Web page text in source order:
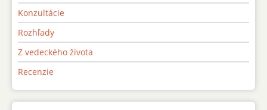
Konzultácie
Rozhľady
Z vedeckého života
Recenzie